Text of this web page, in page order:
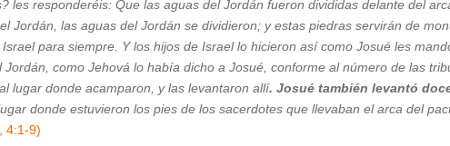
les responderéis: Que las aguas del Jordán fueron divididas delante del
Jordán, las aguas del Jordán se dividieron; y estas piedras servirán de
para siempre. Y los hijos de Israel lo hicieron así como Josué les
como Jehová lo había dicho a Josué, conforme al número de las
lugar donde acamparon, y las levantaron allí. Josué también levantó
donde estuvieron los pies de los sacerdotes que llevaban el arca del
4:1-9)